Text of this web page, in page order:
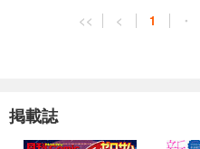
<< < 1 ・
掲載誌